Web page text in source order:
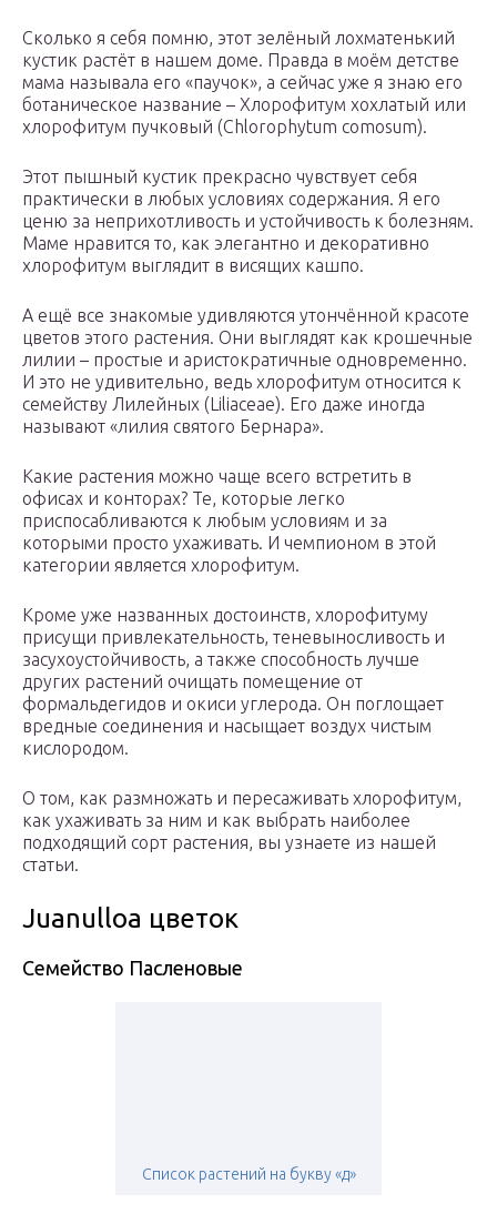
Сколько я себя помню, этот зелёный лохматенький
кустик растёт в нашем доме. Правда в моём детстве
мама называла его «паучок», а сейчас уже я знаю его
ботаническое название – Хлорофитум хохлатый или
хлорофитум пучковый (Chlorophytum comosum).
Этот пышный кустик прекрасно чувствует себя
практически в любых условиях содержания. Я его
ценю за неприхотливость и устойчивость к болезням.
Маме нравится то, как элегантно и декоративно
хлорофитум выглядит в висящих кашпо.
А ещё все знакомые удивляются утончённой красоте
цветов этого растения. Они выглядят как крошечные
лилии – простые и аристократичные одновременно.
И это не удивительно, ведь хлорофитум относится к
семейству Лилейных (Liliaceae). Его даже иногда
называют «лилия святого Бернара».
Какие растения можно чаще всего встретить в
офисах и конторах? Те, которые легко
приспосабливаются к любым условиям и за
которыми просто ухаживать. И чемпионом в этой
категории является хлорофитум.
Кроме уже названных достоинств, хлорофитуму
присущи привлекательность, теневыносливость и
засухоустойчивость, а также способность лучше
других растений очищать помещение от
формальдегидов и окиси углерода. Он поглощает
вредные соединения и насыщает воздух чистым
кислородом.
О том, как размножать и пересаживать хлорофитум,
как ухаживать за ним и как выбрать наиболее
подходящий сорт растения, вы узнаете из нашей
статьи.
Juanulloa цветок
Семейство Пасленовые
Список растений на букву «д»